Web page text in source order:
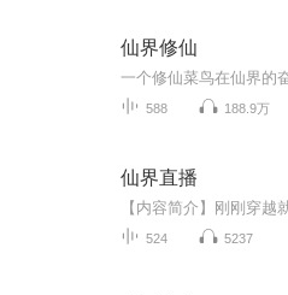
仙界修仙
588 188.9万
仙界直播
524 5237